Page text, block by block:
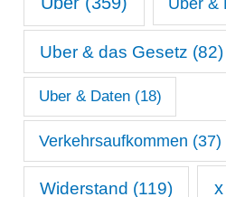
Uber &
Uber & das Gesetz (82)
Uber & Daten(18)
Verkehrsaufkommen (37)
Widerstand (119) x